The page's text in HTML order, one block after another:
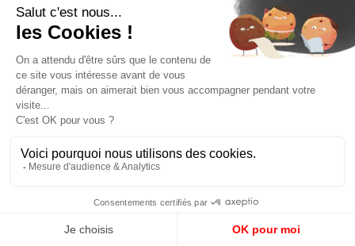
UN COMMENTAIRE ?
Le narratif sent bon le
hard selling à l’américaine, mais il paraît que
c’est efficace. Ce boîtier plaqué or de 42 mm x
12,5 mm étanche à 200 m et animé par un
mouvement automatique japonais est proposé
à 1 200 dollars : c’est le prix d’un ticket
d’entrée dans la légende américaine. On trouve
sur le site des montres Trump un curieux
avertissement : « Les montres Trump ne sont
pas conçues, fabriquées, distribuées ou
Organization ou l'un de leurs affiliés ou
LLC utilise le nom, l'image et l’identité « Trump